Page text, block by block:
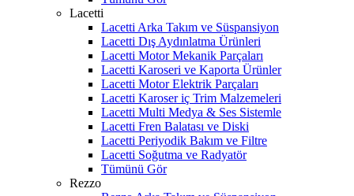
Lacetti
Lacetti Arka Takım ve Süspansiyon
Lacetti Dış Aydınlatma Ürünleri
Lacetti Motor Mekanik Parçaları
Lacetti Karoseri ve Kaporta Ürünler
Lacetti Motor Elektrik Parçaları
Lacetti Karoser iç Trim Malzemeleri
Lacetti Multi Medya & Ses Sistemle
Lacetti Fren Balatası ve Diski
Lacetti Periyodik Bakım ve Filtre
Lacetti Soğutma ve Radyatör
Tümünü Gör
Rezzo